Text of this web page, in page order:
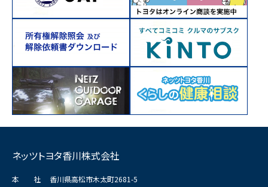
ネッツトヨタ香川株式会社
本 社
香川県高松市木太町2681-5